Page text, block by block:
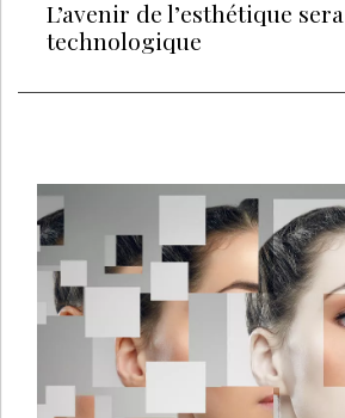
L’avenir de l’esthétique sera
technologique